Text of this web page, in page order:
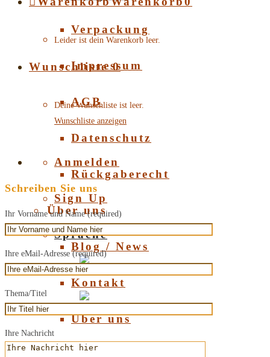
Verpackung
Impressum
AGB
Datenschutz
Rückgaberecht
Über uns
Blog / News
Kontakt
Über uns
Leider ist dein Warenkorb leer.
Wunschliste 0
Deine Wunschliste ist leer.
Wunschliste anzeigen
Anmelden
Sign Up
Sprache
Deutsch
English
Schreiben Sie uns
Ihr Vorname und Name (required)
Ihre eMail-Adresse (required)
Thema/Titel
Ihre Nachricht